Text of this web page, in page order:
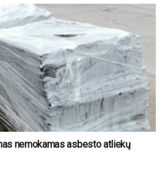
nemokamas asbesto atliekų